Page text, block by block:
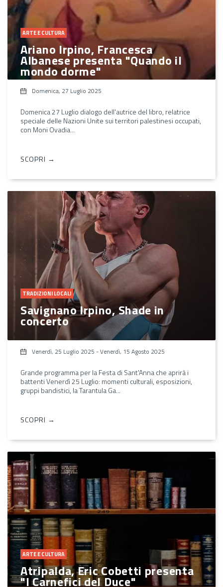
ARTE E CULTURA
Ariano Irpino, Francesca
Albanese presenta "Quando il
mondo dorme"
Domenica, 27 Luglio 2025
Domenica 27 Luglio dialogo dell'autrice del libro, relatrice
speciale delle Nazioni Unite sui territori palestinesi occupati,
con Moni Ovadia...
SCOPRI →
TRADIZIONI LOCALI
Savignano Irpino, Shade in
concerto
Venerdì, 25 Luglio 2025 -Venerdì, 15 Agosto 2025
Grande programma per la Festa di Sant'Anna che aprirà i
battenti Venerdì 25 Luglio: momenti culturali, esposizioni,
gruppi bandistici, la Tarantula Ga...
SCOPRI →
ARTE E CULTURA
Atripalda, Eric Cobetti presenta
"I Carnefici del Duce"